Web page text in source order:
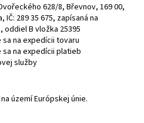
628/8, Břevnov, 169 00,
IČ: 289 35 675, zapísaná na
oddiel B vložka 25395
na expedícii tovaru
na expedícii platieb
služby
území Európskej únie.